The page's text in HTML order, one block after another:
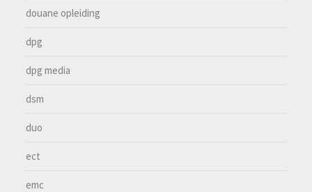
douane opleiding
dpg
dpg media
dsm
duo
ect
emc